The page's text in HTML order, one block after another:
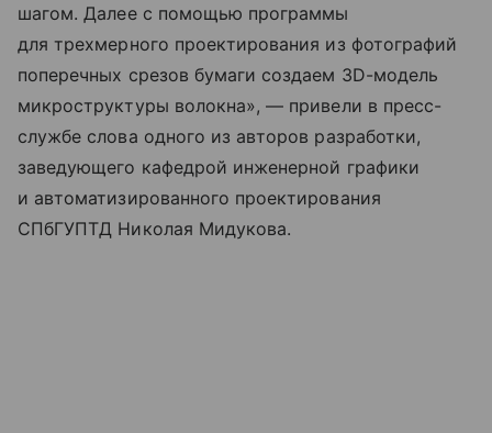
шагом. Далее с помощью программы
для трехмерного проектирования из фотографий
поперечных срезов бумаги создаем 3D-модель
микроструктуры волокна», — привели в пресс-
службе слова одного из авторов разработки,
заведующего кафедрой инженерной графики
и автоматизированного проектирования
СПбГУПТД Николая Мидукова.